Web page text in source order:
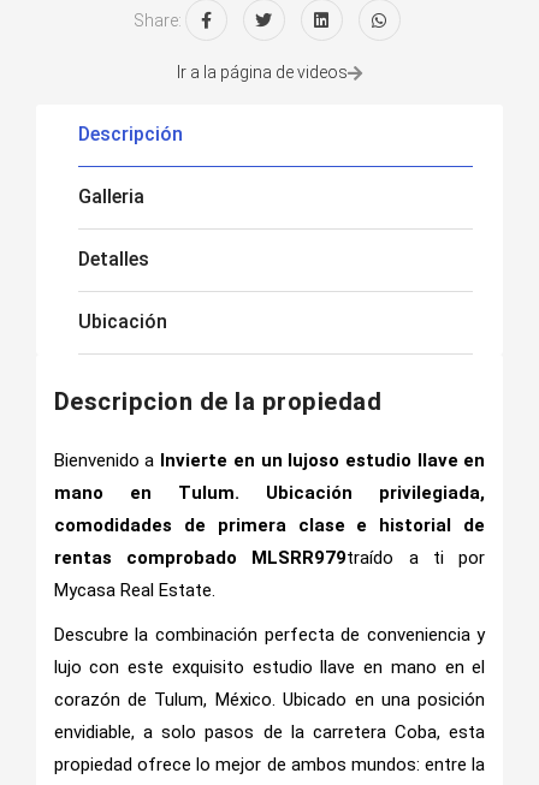
Share:
Ir a la página de videos
Descripción
Galleria
Detalles
Ubicación
Descripcion de la propiedad
Bienvenido a Invierte en un lujoso estudio llave en
mano en Tulum. Ubicación privilegiada,
comodidades de primera clase e historial de
rentas comprobado MLSRR979traído a ti por
Mycasa Real Estate.
Descubre la combinación perfecta de conveniencia y
lujo con este exquisito estudio llave en mano en el
corazón de Tulum, México. Ubicado en una posición
envidiable, a solo pasos de la carretera Coba, esta
propiedad ofrece lo mejor de ambos mundos: entre la